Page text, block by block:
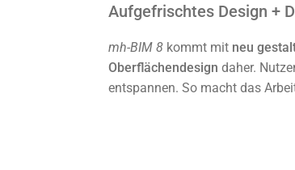
Aufgefrischtes Design +
mh-BIM 8 kommt mit neu
Oberflächendesign daher.
entspannen. So macht das